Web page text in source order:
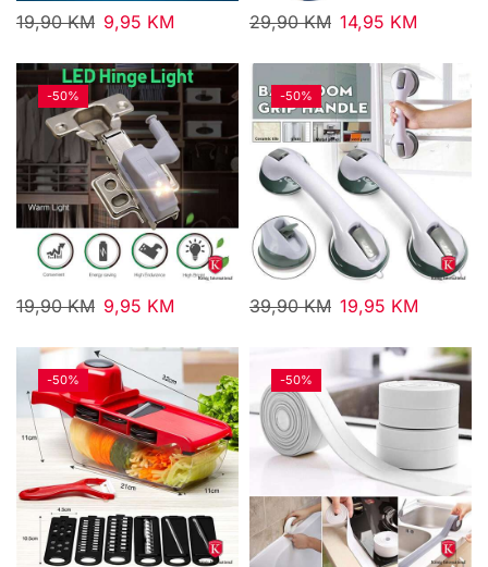
19,90KM 9,95 KM 29,90KM 14,95 KM
-50%
19,90KM 9,95 KM
-50%
39,90KM 19,95 KM
-50% -50%